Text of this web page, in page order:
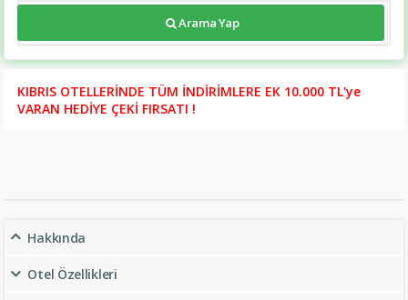
Arama Yap
KIBRIS OTELLERİNDE TÜM İNDİRİMLERE EK 10.000 TL'ye
VARAN HEDİYE ÇEKİ FIRSATI !
Hakkında
Otel Özellikleri